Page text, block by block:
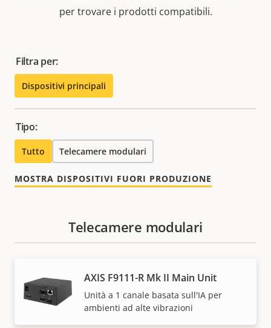
per trovare i prodotti compatibili.
Filtra per:
Dispositivi principali
Tipo:
Tutto Telecamere modulari
MOSTRA DISPOSITIVI FUORI PRODUZIONE
Telecamere modulari
AXIS F9111-R Mk II Main Unit
Unità a 1 canale basata sull'IA per
ambienti ad alte vibrazioni